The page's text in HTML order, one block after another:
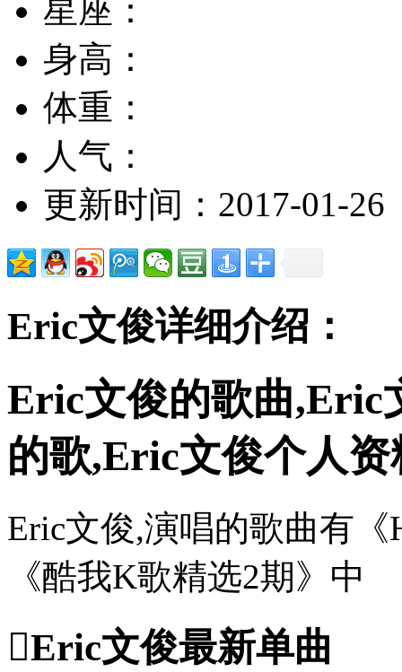
星座：
身高：
体重：
人气：
更新时间：2017-01-26
Eric文俊详细介绍：
Eric文俊的歌曲,Eric
的歌,Eric文俊个人资
Eric文俊,演唱的歌曲有
《酷我K歌精选2期》中
Eric文俊最新单曲